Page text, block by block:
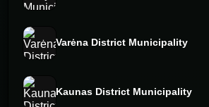
Varėna District Municipality
Kaunas District Municipality